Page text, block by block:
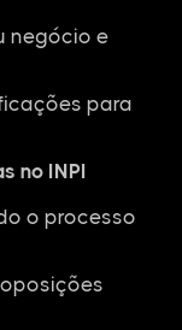
negócio e
para
no INPI
o processo